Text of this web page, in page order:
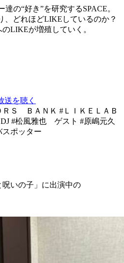
の“好き”を研究するSPACE。
、どれほどLIKEしているのか？
LIKEが増殖していく。
送を聴く
Ｓ ＢＡＮＫ #ＬＩＫＥＬＡＢ
#松風雅也 ゲスト #原嶋元久
ポッター
いの子」に出演中の